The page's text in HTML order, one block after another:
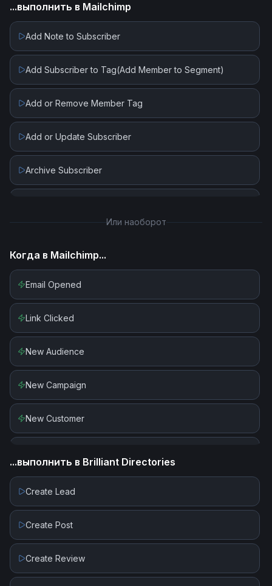
...выполнить в Mailchimp
Add Note to Subscriber
Add Subscriber to Tag(Add Member to Segment)
Add or Remove Member Tag
Add or Update Subscriber
Archive Subscriber
Create Tag
Delete Campaign
Delete List
Delete Subscriber
Edit Campaign Template
Find Campaign
Find Tag
Find or Create Subscriber
Find or Create Tag
Или наоборот
Когда в Mailchimp...
Email Opened
Link Clicked
New Audience
New Campaign
New Customer
...выполнить в Brilliant Directories
Create Lead
Create Post
Create Review